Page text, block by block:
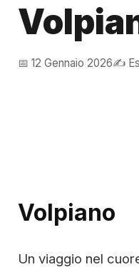
📅 12 Gennaio 2026✍️
Volpiano
Un viaggio nel